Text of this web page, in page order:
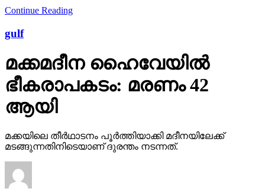
Continue Reading
gulf
മക്കമദീന ഹൈവേയില്‍
ഭീകരാപകടം: മരണം 42
ആയി
മക്കയിലെ തീര്‍ഥാടനം പൂര്‍ത്തിയാക്കി മദീനയിലേക്ക്
മടങ്ങുന്നതിനിടെയാണ് ദുരന്തം നടന്നത്.